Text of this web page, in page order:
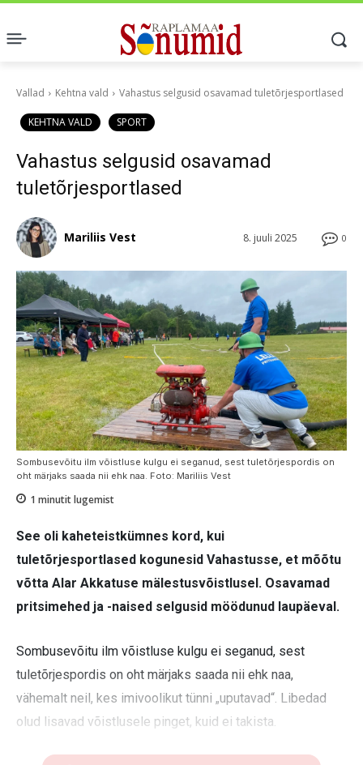
Vallad Kehtna vald Vahastus selgusid osavamad tuletõrjesportlased
KEHTNA VALD SPORT
Vahastus selgusid osavamad
tuletõrjesportlased
0
8. juuli 2025
Mariliis Vest
Sombusevõitu ilm võistluse kulgu ei seganud, sest tuletõrjespordis on
oht märjaks saada nii ehk naa. Foto: Mariliis Vest
1 minutit lugemist
See oli kaheteistkümnes kord, kui
tuletõrjesportlased kogunesid Vahastusse, et mõõtu
võtta Alar Akkatuse mälestusvõistlusel. Osavamad
pritsimehed ja -naised selgusid möödunud laupäeval.
Sombusevõitu ilm võistluse kulgu ei seganud, sest
tuletõrjespordis on oht märjaks saada nii ehk naa,
vähemalt neil, kes imivoolikut tünni „uputavad“. Libedad
olud lisavad võistlusele pinget, kuid ei takista.